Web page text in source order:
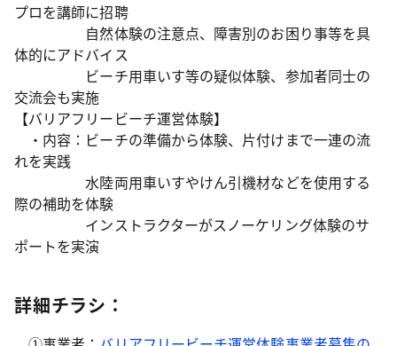
プロを講師に招聘
自然体験の注意点、障害別のお困り事等を具
体的にアドバイス
ビーチ用車いす等の疑似体験、参加者同士の
交流会も実施
【バリアフリービーチ運営体験】
・内容：ビーチの準備から体験、片付けまで一連の流
れを実践
水陸両用車いすやけん引機材などを使用する
際の補助を体験
インストラクターがスノーケリング体験のサ
ポートを実演
詳細チラシ：